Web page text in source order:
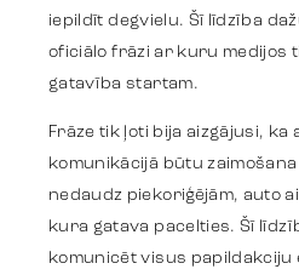
Identitāte
Komanda
iepildīt degvielu. Šī līdzība
oficiālo frāzi ar kuru medijos
gatavība startam.
Frāze tik ļoti bija aizgājusi,
komunikācijā būtu
nedaudz piekoriģējām, auto
kura gatava pacelties. Šī
komunicēt visus papildakciju